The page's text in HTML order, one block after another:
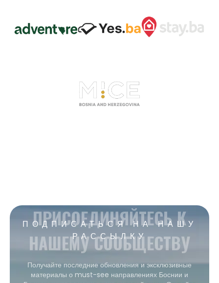
ПОДПИСАТЬСЯ НА НАШУ
РАССЫЛКУ
ПРИСОЕДИНЯЙТЕСЬ К
НАШЕМУ СООБЩЕСТВУ
Получайте последние обновления и эксклюзивные
материалы о must-see направлениях Боснии и